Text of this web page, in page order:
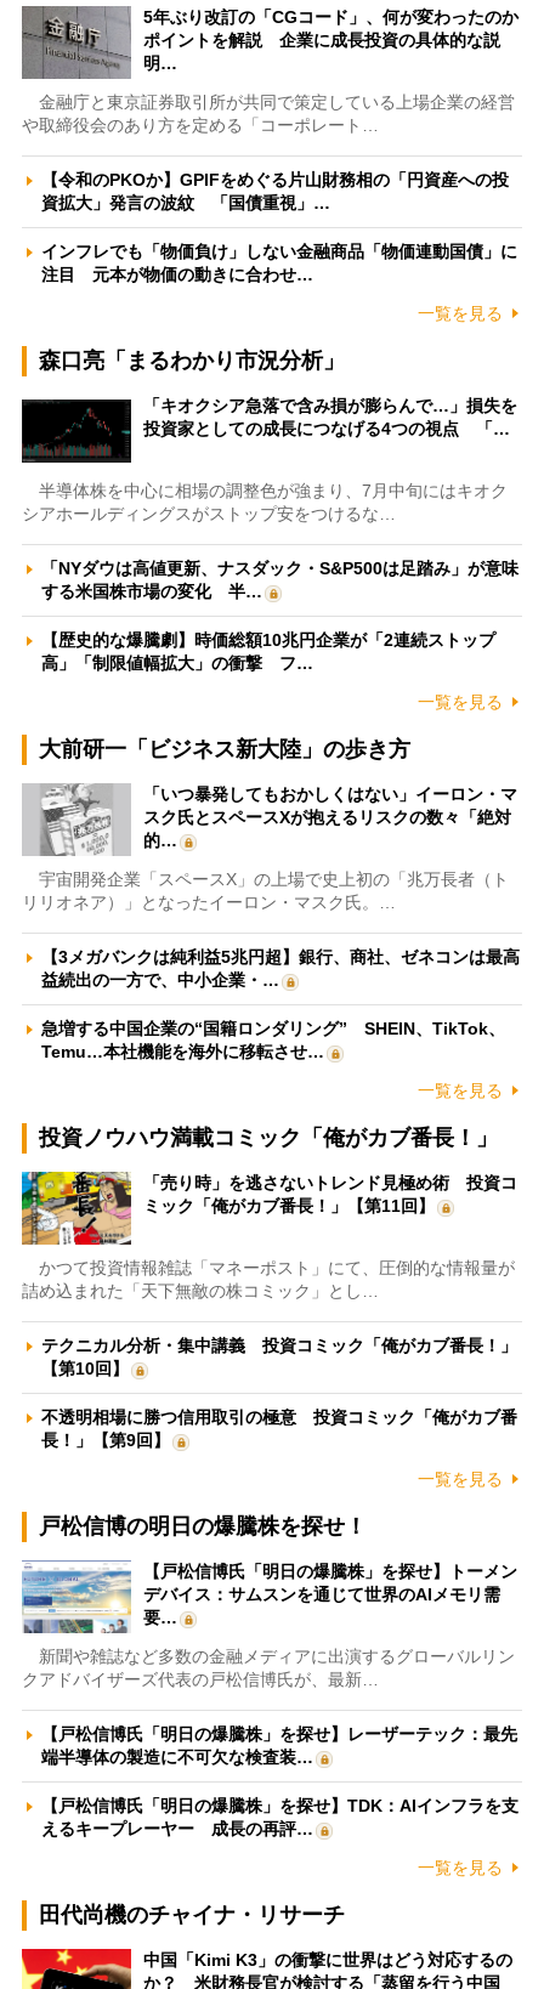
5年ぶり改訂の「CGコード」、何が変わったのか
ポイントを解説 企業に成長投資の具体的な説
明…
金融庁と東京証券取引所が共同で策定している上場企業の経営
や取締役会のあり方を定める「コーポレート…
【令和のPKOか】GPIFをめぐる片山財務相の「円資産への投
資拡大」発言の波紋 「国債重視」…
インフレでも「物価負け」しない金融商品「物価連動国債」に
注目 元本が物価の動きに合わせ…
一覧を見る
森口亮「まるわかり市況分析」
「キオクシア急落で含み損が膨らんで…」損失を
投資家としての成長につなげる4つの視点 「…
半導体株を中心に相場の調整色が強まり、7月中旬にはキオク
シアホールディングスがストップ安をつけるな…
「NYダウは高値更新、ナスダック・S&P500は足踏み」が意味
する米国株市場の変化 半…
【歴史的な爆騰劇】時価総額10兆円企業が「2連続ストップ
高」「制限値幅拡大」の衝撃 フ…
一覧を見る
大前研一「ビジネス新大陸」の歩き方
「いつ暴発してもおかしくはない」イーロン・マ
スク氏とスペースXが抱えるリスクの数々「絶対
的…
宇宙開発企業「スペースX」の上場で史上初の「兆万長者（ト
リリオネア）」となったイーロン・マスク氏。…
【3メガバンクは純利益5兆円超】銀行、商社、ゼネコンは最高
益続出の一方で、中小企業・…
急増する中国企業の“国籍ロンダリング” SHEIN、TikTok、
Temu…本社機能を海外に移転させ…
一覧を見る
投資ノウハウ満載コミック「俺がカブ番長！」
「売り時」を逃さないトレンド見極め術 投資コ
ミック「俺がカブ番長！」【第11回】
かつて投資情報雑誌「マネーポスト」にて、圧倒的な情報量が
詰め込まれた「天下無敵の株コミック」とし…
テクニカル分析・集中講義 投資コミック「俺がカブ番長！」
【第10回】
不透明相場に勝つ信用取引の極意 投資コミック「俺がカブ番
長！」【第9回】
一覧を見る
戸松信博の明日の爆騰株を探せ！
【戸松信博氏「明日の爆騰株」を探せ】トーメン
デバイス：サムスンを通じて世界のAIメモリ需
要…
新聞や雑誌など多数の金融メディアに出演するグローバルリン
クアドバイザーズ代表の戸松信博氏が、最新…
【戸松信博氏「明日の爆騰株」を探せ】レーザーテック：最先
端半導体の製造に不可欠な検査装…
【戸松信博氏「明日の爆騰株」を探せ】TDK：AIインフラを支
えるキープレーヤー 成長の再評…
一覧を見る
田代尚機のチャイナ・リサーチ
中国「Kimi K3」の衝撃に世界はどう対応するの
か？ 米財務長官が検討する「蒸留を行う中国